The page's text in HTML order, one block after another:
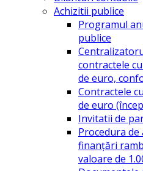
Achizitii publice
Programul
publice
contractele
de euro,
Contractele
de euro
Invitatii de
Procedura
finanțări
valoare de